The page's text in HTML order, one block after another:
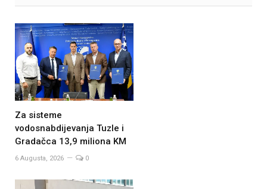
Za sisteme
vodosnabdijevanja Tuzle i
Gradačca 13,9 miliona KM
6 Augusta, 2026 0